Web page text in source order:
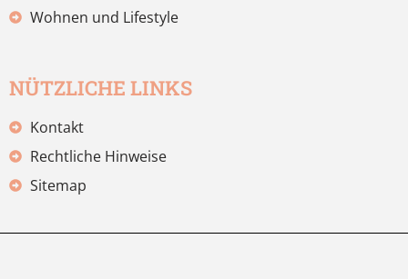
Wohnen und Lifestyle
NÜTZLICHE LINKS
Kontakt
Rechtliche Hinweise
Sitemap